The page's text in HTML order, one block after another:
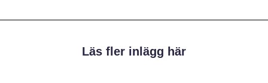
Läs fler inlägg här